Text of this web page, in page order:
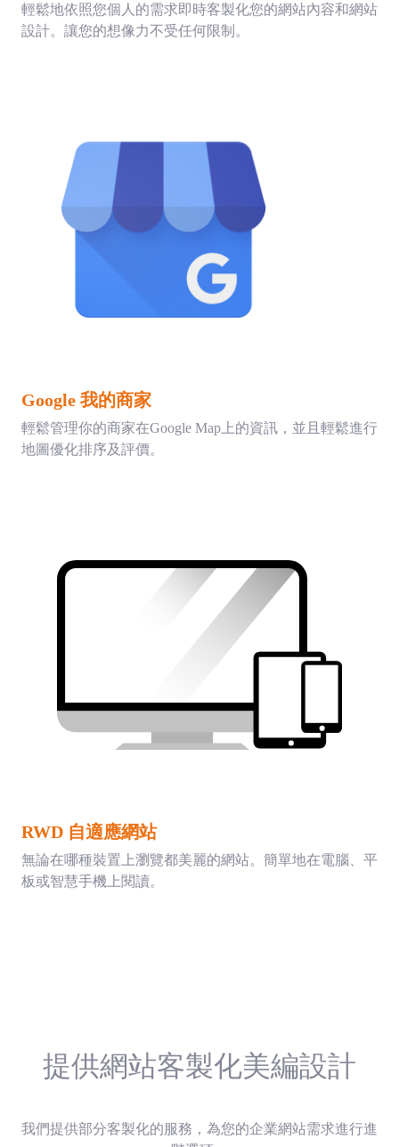
輕鬆地依照您個人的需求即時客製化您的網站內容和網站
設計。讓您的想像力不受任何限制。
Google 我的商家
輕鬆管理你的商家在Google Map上的資訊，並且輕鬆進行
地圖優化排序及評價。
RWD 自適應網站
無論在哪種裝置上瀏覽都美麗的網站。簡單地在電腦、平
板或智慧手機上閱讀。
提供網站客製化美編設計
我們提供部分客製化的服務，為您的企業網站需求進行進